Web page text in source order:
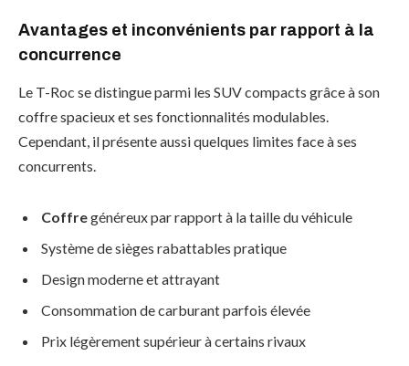
Avantages et inconvénients par rapport à la
concurrence
Le T-Roc se distingue parmi les SUV compacts grâce à son
coffre spacieux et ses fonctionnalités modulables.
Cependant, il présente aussi quelques limites face à ses
concurrents.
Coffregénéreux par rapport à la taille du véhicule
Système de sièges rabattables pratique
Design moderne et attrayant
Consommation de carburant parfois élevée
Prix légèrement supérieur à certains rivaux